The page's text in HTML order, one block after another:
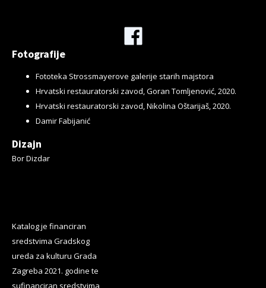
Fotografije
Fototeka Strossmayerove galerije starih majstora
Hrvatski restauratorski zavod, Goran Tomljenović, 2020.
Hrvatski restauratorski zavod, Nikolina Oštarijaš, 2020.
Damir Fabijanić
Dizajn
Bor Dizdar
Katalog je financiran
sredstvima Gradskog
ureda za kulturu Grada
Zagreba 2021. godine te
sufinanciran sredstvima